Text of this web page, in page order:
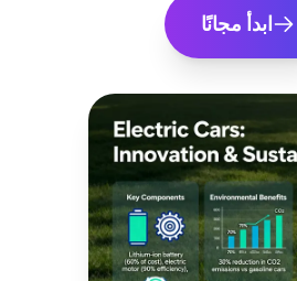
ابدأ مجانًا